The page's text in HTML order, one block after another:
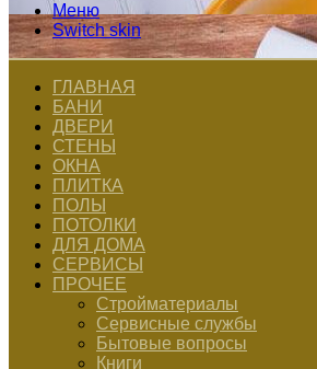
Меню
Switch skin
ГЛАВНАЯ
БАНИ
ДВЕРИ
СТЕНЫ
ОКНА
ПЛИТКА
ПОЛЫ
ПОТОЛКИ
ДЛЯ ДОМА
СЕРВИСЫ
ПРОЧЕЕ
Стройматериалы
Сервисные службы
Бытовые вопросы
Книги